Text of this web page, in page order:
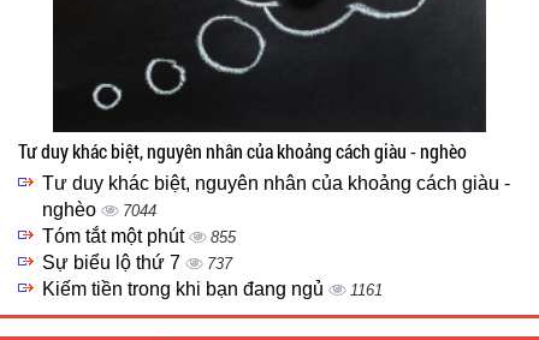
Tư duy khác biệt, nguyên nhân của khoảng cách giàu - nghèo
Tư duy khác biệt, nguyên nhân của khoảng cách giàu -
nghèo
7044
Tóm tắt một phút 855
Sự biểu lộ thứ 7 737
Kiếm tiền trong khi bạn đang ngủ 1161